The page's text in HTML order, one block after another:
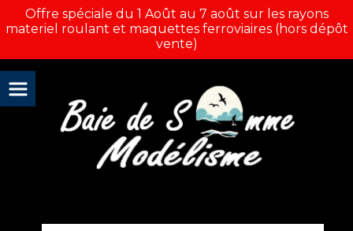
Offre spéciale du 1 Août au 7 août sur les rayons
materiel roulant et maquettes ferroviaires (hors dépôt
vente)
Panneau de gestion des cookies